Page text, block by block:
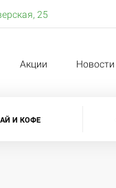
25
Акции Новости
И КОФЕ